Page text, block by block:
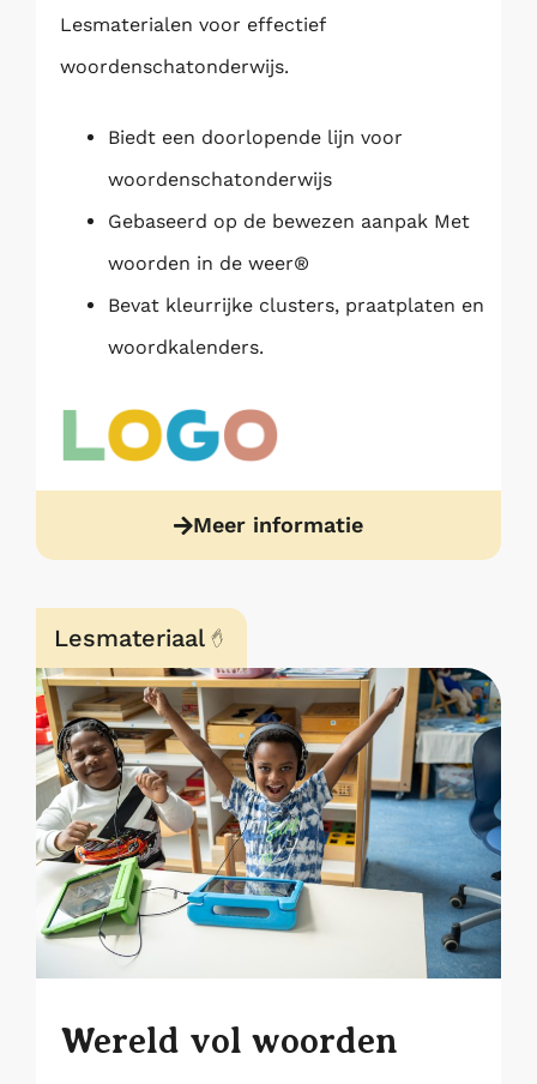
Lesmaterialen voor effectief
woordenschatonderwijs.
Biedt een doorlopende lijn voor
woordenschatonderwijs
Gebaseerd op de bewezen aanpak Met
woorden in de weer®
Bevat kleurrijke clusters, praatplaten en
woordkalenders.
Meer informatie
Lesmateriaal
Wereld vol woorden